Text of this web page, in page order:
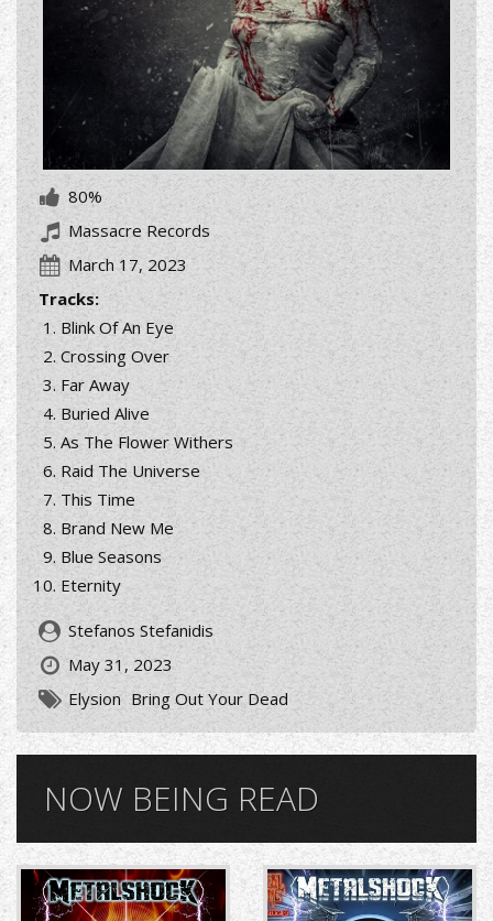
80%
Massacre Records
March 17, 2023
Tracks:
Blink Of An Eye
Crossing Over
Far Away
Buried Alive
As The Flower Withers
Raid The Universe
This Time
Brand New Me
Blue Seasons
Eternity
Stefanos Stefanidis
May 31, 2023
Elysion Bring Out Your Dead
NOW BEING READ